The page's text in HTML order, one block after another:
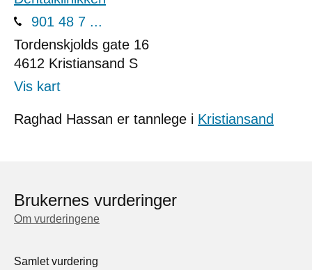
901 48 7 ...
Tordenskjolds gate 16
4612 Kristiansand S
Vis kart
Raghad Hassan er tannlege i Kristiansand
Brukernes vurderinger
Om vurderingene
Samlet vurdering